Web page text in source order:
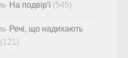
На подвір'ї(545)
Речі, що надихають
(121)